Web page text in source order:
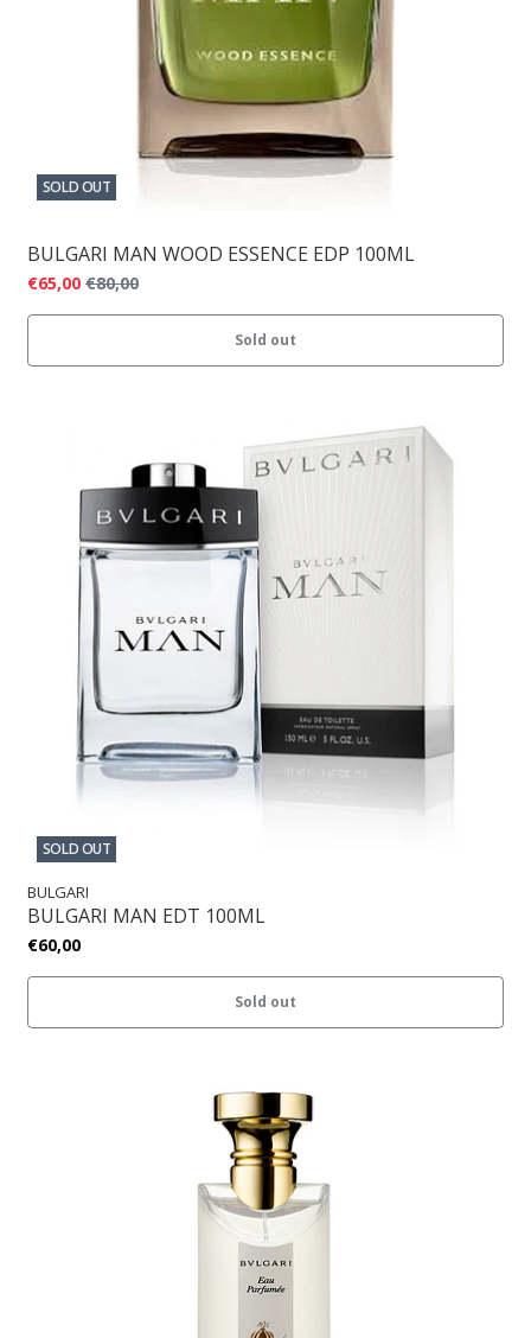
SOLD OUT
BULGARI MAN WOOD ESSENCE EDP 100ML
€65,00 €80,00
Sold out
SOLD OUT
BULGARI
BULGARI MAN EDT 100ML
€60,00
Sold out